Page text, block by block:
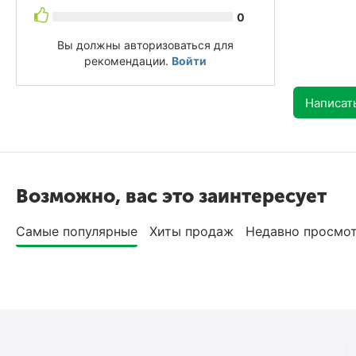
0
Вы должны авторизоваться для
рекомендации. Войти
Возможно, вас это заинтересует
Самые популярные Хиты продаж Недавно